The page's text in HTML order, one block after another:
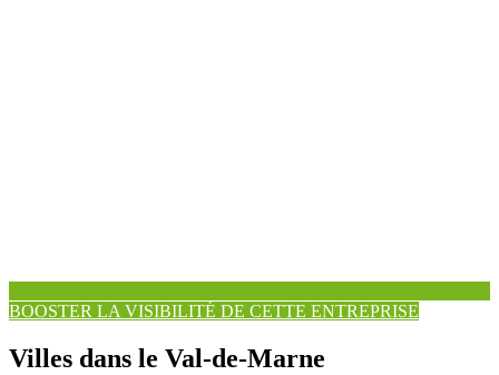
BOOSTER LA VISIBILITÉ DE CETTE ENTREPRISE
Villes dans le Val-de-Marne